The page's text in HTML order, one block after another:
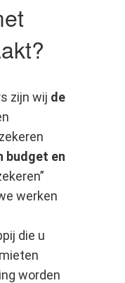
zijn wij de
budget en
werken
die u
worden